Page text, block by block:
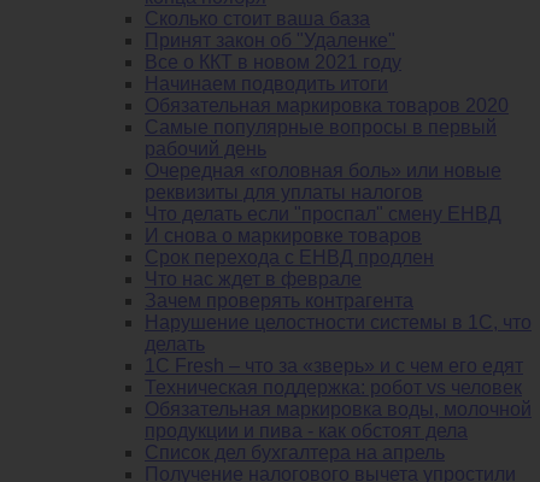
Сколько стоит ваша база
Принят закон об "Удаленке"
Все о ККТ в новом 2021 году
Начинаем подводить итоги
Обязательная маркировка товаров 2020
Самые популярные вопросы в первый
рабочий день
Очередная «головная боль» или новые
реквизиты для уплаты налогов
Что делать если "проспал" смену ЕНВД
И снова о маркировке товаров
Срок перехода с ЕНВД продлен
Что нас ждет в феврале
Зачем проверять контрагента
Нарушение целостности системы в 1С, что
делать
1С Fresh – что за «зверь» и с чем его едят
Техническая поддержка: робот vs человек
Обязательная маркировка воды, молочной
продукции и пива - как обстоят дела
Список дел бухгалтера на апрель
Получение налогового вычета упростили